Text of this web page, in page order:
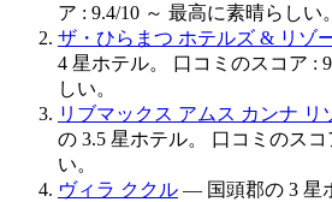
ア : 9.4/10 ～ 最高に素晴らしい。
ザ・ひらまつ ホテルズ & リゾ
4 星ホテル。 口コミのスコア :
しい。
リブマックス アムス カンナ リ
の 3.5 星ホテル。 口コミのスコ
い。
ヴィラ ククル — 国頭郡の 3 星